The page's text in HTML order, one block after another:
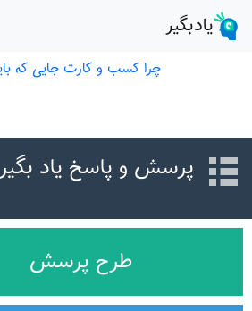
پرسش و پاسخ یاد
طرح پرسش